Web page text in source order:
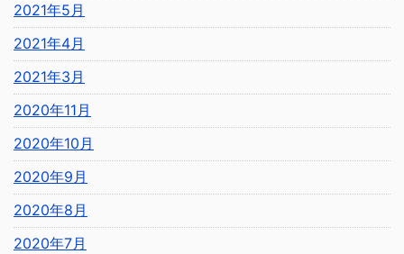
2021年5月
2021年4月
2021年3月
2020年11月
2020年10月
2020年9月
2020年8月
2020年7月